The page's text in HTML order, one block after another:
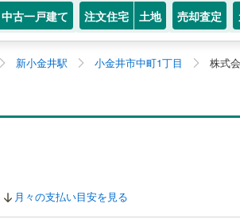
中古一戸建て 注文住宅 土地 売却査定
新小金井駅 小金井市中町1丁目 株式
月々の支払い目安を見る